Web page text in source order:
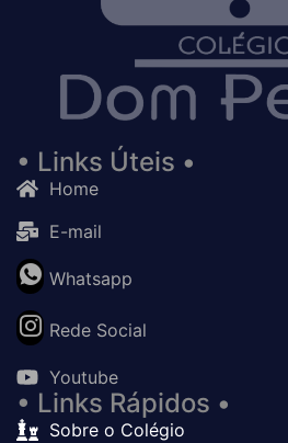
• Links Úteis •
Home
E-mail
Whatsapp
Rede Social
Youtube
• Links Rápidos •
Sobre o Colégio